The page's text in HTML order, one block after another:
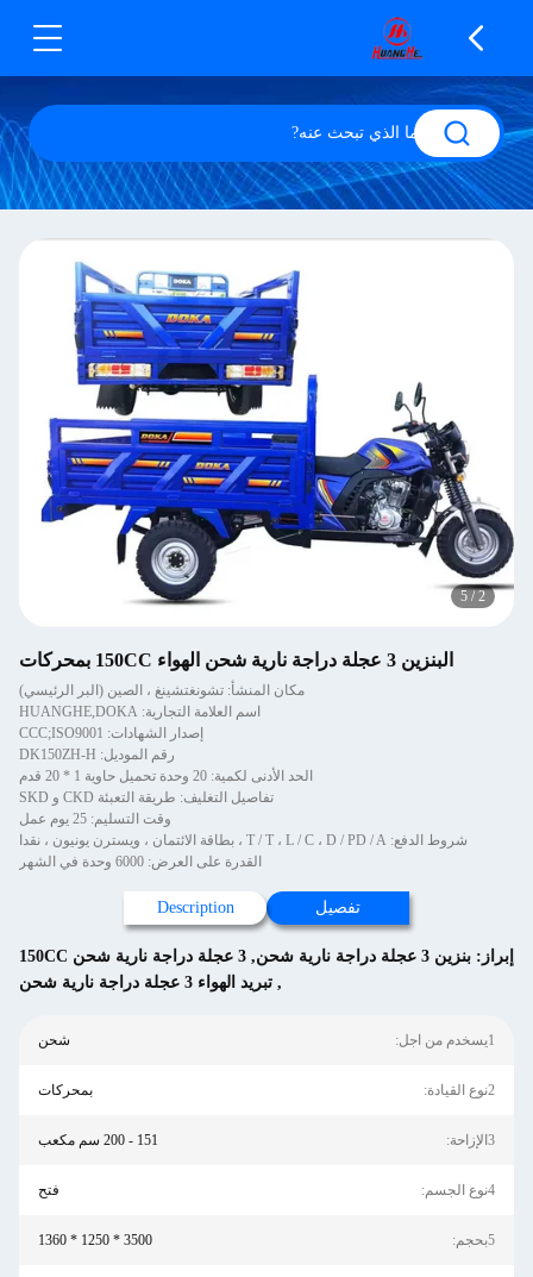
2
/
5
البنزين 3 عجلة دراجة نارية شحن الهواء 150CC بمحركات
مكان المنشأ: تشونغتشينغ ، الصين (البر الرئيسي)
اسم العلامة التجارية: HUANGHE,DOKA
إصدار الشهادات: CCC;ISO9001
رقم الموديل: DK150ZH-H
الحد الأدنى لكمية: 20 وحدة تحميل حاوية 1 * 20 قدم
تفاصيل التغليف: طريقة التعبئة CKD و SKD
وقت التسليم: 25 يوم عمل
شروط الدفع: T / T ، L / C ، D / PD / A ، بطاقة الائتمان ، ويسترن يونيون ، نقدا
القدرة على العرض: 6000 وحدة في الشهر
تفصيل Description
إبراز: بنزين 3 عجلة دراجة نارية شحن , 3 عجلة دراجة نارية شحن 150CC
, تبريد الهواء 3 عجلة دراجة نارية شحن
1يسخدم من اجل: شحن
2نوع القيادة: بمحركات
3الإزاحة: 151 - 200 سم مكعب
4نوع الجسم: فتح
5بحجم: 3500 * 1250 * 1360